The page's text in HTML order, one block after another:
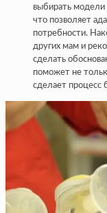
выбирать модели
что позволяет
потребности.
других мам и
сделать
поможет не
сделает